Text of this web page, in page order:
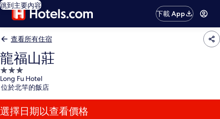
跳到主要內容
下載 App
查看所有住宿
龍福山莊
3.0
星
級
住
宿
Long Fu Hotel
位於北竿的飯店
選擇日期以查看價格